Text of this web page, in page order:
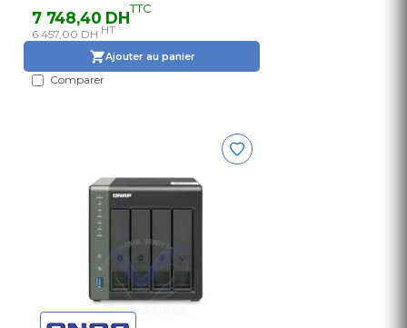
7 748,40 DHTTC
6 457,00 DH HT
Ajouter au panier
Comparer